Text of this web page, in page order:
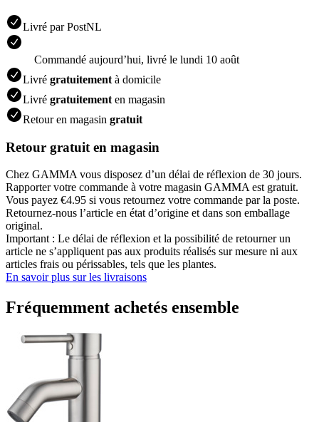
Livré par PostNL
Commandé aujourdʼhui, livré le lundi 10 août
Livré gratuitement à domicile
Livré gratuitement en magasin
Retour en magasin gratuit
Retour gratuit en magasin
Chez GAMMA vous disposez d’un délai de réflexion de 30 jours.
Rapporter votre commande à votre magasin GAMMA est gratuit.
Vous payez €4.95 si vous retournez votre commande par la poste.
Retournez-nous l’article en état d’origine et dans son emballage
original.
Important : Le délai de réflexion et la possibilité de retourner un
article ne s’appliquent pas aux produits réalisés sur mesure ni aux
articles frais ou périssables, tels que les plantes.
En savoir plus sur les livraisons
Fréquemment achetés ensemble